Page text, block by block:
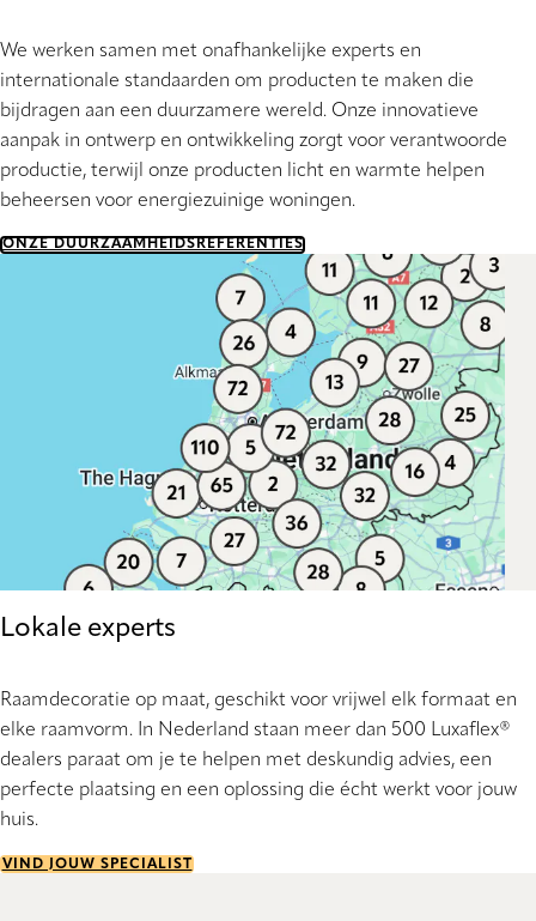
We werken samen met onafhankelijke experts en
internationale standaarden om producten te maken die
bijdragen aan een duurzamere wereld. Onze innovatieve
aanpak in ontwerp en ontwikkeling zorgt voor verantwoorde
productie, terwijl onze producten licht en warmte helpen
beheersen voor energiezuinige woningen.
ONZE DUURZAAMHEIDSREFERENTIES
Lokale experts
Raamdecoratie op maat, geschikt voor vrijwel elk formaat en
elke raamvorm. In Nederland staan meer dan 500 Luxaflex®
dealers paraat om je te helpen met deskundig advies, een
perfecte plaatsing en een oplossing die écht werkt voor jouw
huis.
VIND JOUW SPECIALIST